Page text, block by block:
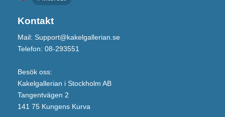
Kontakt
Mail: Support@kakelgallerian.se
Telefon: 08-293551
Besök oss:
Kakelgallerian i Stockholm AB
Tangentvägen 2
141 75 Kungens Kurva